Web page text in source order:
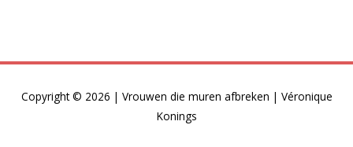
Copyright © 2026 | Vrouwen die muren afbreken | Véronique
Konings